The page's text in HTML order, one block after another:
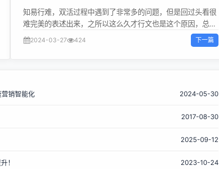
知易行难，双活过程中遇到了非常多的问题，但是回过头看很
难完美的表述出来，之所以这么久才行文也是这个原因，总是
希望可以尽可能的复现当时的思考、问题细节及解决方案，但
是写出来才发现能给出的都是多次打磨、摸索之后的我们认为
并未包含在内，仅聚焦在业务团队及中间件组件的设计及改造
联动中间件平台启动过异地多活项目的探索，虽然完成了核心
未真正投产，同时也缺乏充分的测试以及线上流量的大规模验
全非，相关的多活自动化测试case也并没有沉淀下来。 随着
2024-03-27 424 下一篇
销智能化 2024-05-30
2017-08-30
2025-09-12
！ 2023-10-24